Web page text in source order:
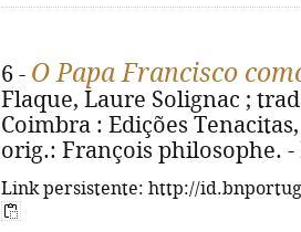
6 - O Papa Francisco
Flaque, Laure Solignac ;
Coimbra : Edições
orig.: François philosophe. -
Link persistente: http://